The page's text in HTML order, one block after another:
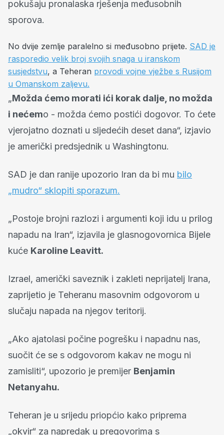
pokušaju pronalaska rješenja međusobnih
sporova.
No dvije zemlje paralelno si međusobno prijete. SAD je
rasporedio velik broj svojih snaga u iranskom
susjedstvu, a Teheran provodi vojne vježbe s Rusijom
u Omanskom zaljevu.
„Možda ćemo morati ići korak dalje, no možda
i nećemo - možda ćemo postići dogovor. To ćete
vjerojatno doznati u sljedećih deset dana“, izjavio
je američki predsjednik u Washingtonu.
SAD je dan ranije upozorio Iran da bi mu bilo
„mudro“ sklopiti sporazum.
„Postoje brojni razlozi i argumenti koji idu u prilog
napadu na Iran“, izjavila je glasnogovornica Bijele
kuće Karoline Leavitt.
Izrael, američki saveznik i zakleti neprijatelj Irana,
zaprijetio je Teheranu masovnim odgovorom u
slučaju napada na njegov teritorij.
„Ako ajatolasi počine pogrešku i napadnu nas,
suočit će se s odgovorom kakav ne mogu ni
zamisliti“, upozorio je premijer Benjamin
Netanyahu.
Teheran je u srijedu priopćio kako priprema
„okvir“ za napredak u pregovorima s